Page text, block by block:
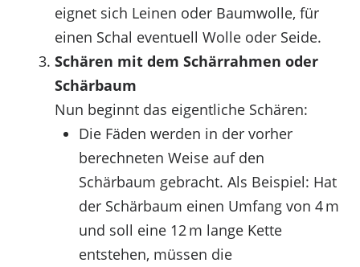
eignet sich Leinen oder Baumwolle, für
einen Schal eventuell Wolle oder Seide.
Schären mit dem Schärrahmen oder
Schärbaum
Nun beginnt das eigentliche Schären:
Die Fäden werden in der vorher
berechneten Weise auf den
Schärbaum gebracht. Als Beispiel: Hat
der Schärbaum einen Umfang von 4 m
und soll eine 12 m lange Kette
entstehen, müssen die